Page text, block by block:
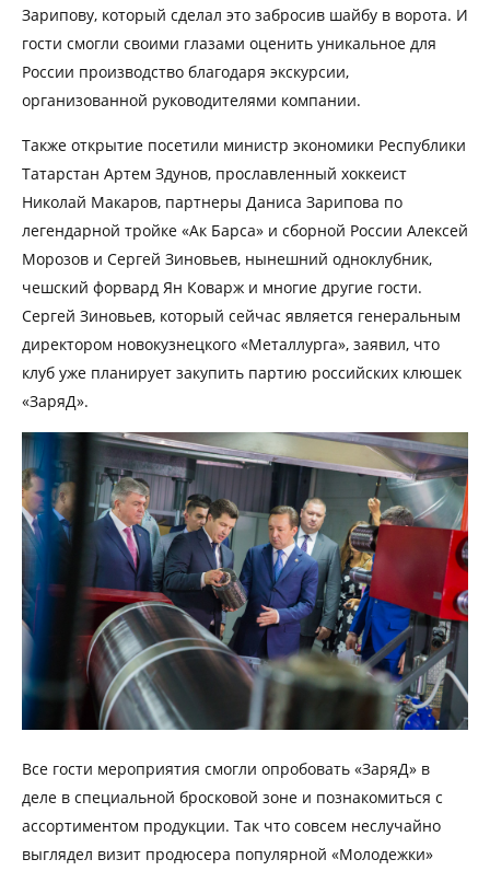
Зарипову, который сделал это забросив шайбу в ворота. И
гости смогли своими глазами оценить уникальное для
России производство благодаря экскурсии,
организованной руководителями компании.
Также открытие посетили министр экономики Республики
Татарстан Артем Здунов, прославленный хоккеист
Николай Макаров, партнеры Даниса Зарипова по
легендарной тройке «Ак Барса» и сборной России Алексей
Морозов и Сергей Зиновьев, нынешний одноклубник,
чешский форвард Ян Коварж и многие другие гости.
Сергей Зиновьев, который сейчас является генеральным
директором новокузнецкого «Металлурга», заявил, что
клуб уже планирует закупить партию российских клюшек
«ЗаряД».
Все гости мероприятия смогли опробовать «ЗаряД» в
деле в специальной бросковой зоне и познакомиться с
ассортиментом продукции. Так что совсем неслучайно
выглядел визит продюсера популярной «Молодежки»